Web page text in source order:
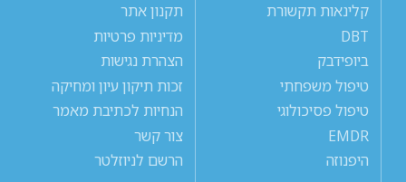
קלינאות תקשורת
DBT
ביופידבק
טיפול משפחתי
טיפול פסיכולוגי
EMDR
היפנוזה
תקנון אתר
מדיניות פרטיות
הצהרת נגישות
זכות תיקון עיון ומחיקה
הנחיות לכתיבת מאמר
צור קשר
הרשם לניוזלטר